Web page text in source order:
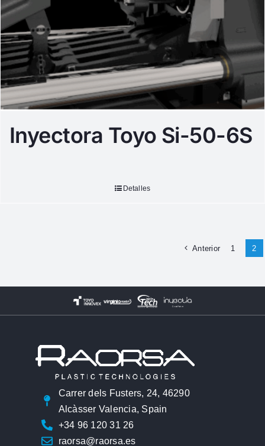
Inyectora Toyo Si-50-6S
Detalles
Anterior 1 2
Carrer dels Fusters, 24, 46290
Alcàsser Valencia, Spain
+34 96 120 31 26
raorsa@raorsa.es